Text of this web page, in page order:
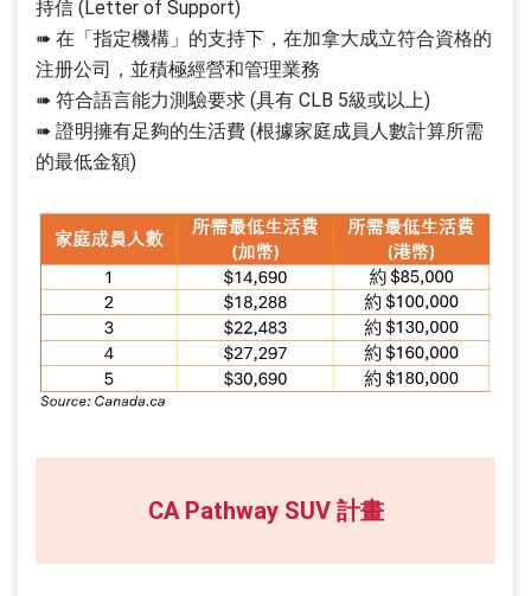
持信 (Letter of Support)
➠ 在「指定機構」的支持下，在加拿大成立符合資格的
注册公司，並積極經營和管理業務
➠ 符合語言能力測驗要求 (具有 CLB 5級或以上)
➠ 證明擁有足夠的生活費 (根據家庭成員人數計算所需
的最低金額)
CA Pathway SUV 計畫